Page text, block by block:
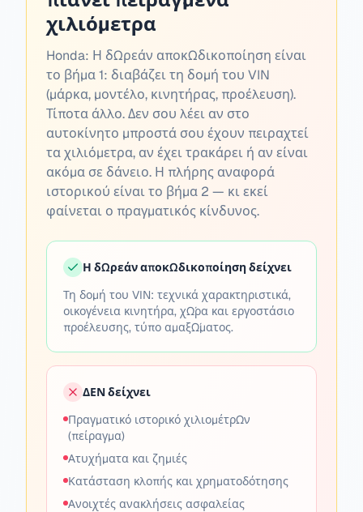
χιλιόμετρα
Honda: Η δωρεάν αποκωδικοποίηση είναι
το βήμα 1: διαβάζει τη δομή του VIN
(μάρκα, μοντέλο, κινητήρας, προέλευση).
Τίποτα άλλο. Δεν σου λέει αν στο
αυτοκίνητο μπροστά σου έχουν πειραχτεί
τα χιλιόμετρα, αν έχει τρακάρει ή αν είναι
ακόμα σε δάνειο. Η πλήρης αναφορά
ιστορικού είναι το βήμα 2 — κι εκεί
φαίνεται ο πραγματικός κίνδυνος.
Η δωρεάν αποκωδικοποίηση δείχνει
Τη δομή του VIN: τεχνικά χαρακτηριστικά,
οικογένεια κινητήρα, χώρα και εργοστάσιο
προέλευσης, τύπο αμαξώματος.
ΔΕΝ δείχνει
Πραγματικό ιστορικό χιλιομέτρων
(πείραγμα)
Ατυχήματα και ζημιές
Κατάσταση κλοπής και χρηματοδότησης
Ανοιχτές ανακλήσεις ασφαλείας